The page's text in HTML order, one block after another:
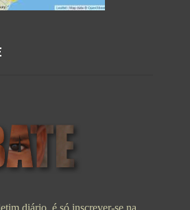
diário, é só inscrever-se na